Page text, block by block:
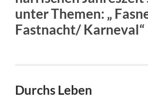
unter Themen: „
Fastnacht/ Karneval“
Durchs Leben